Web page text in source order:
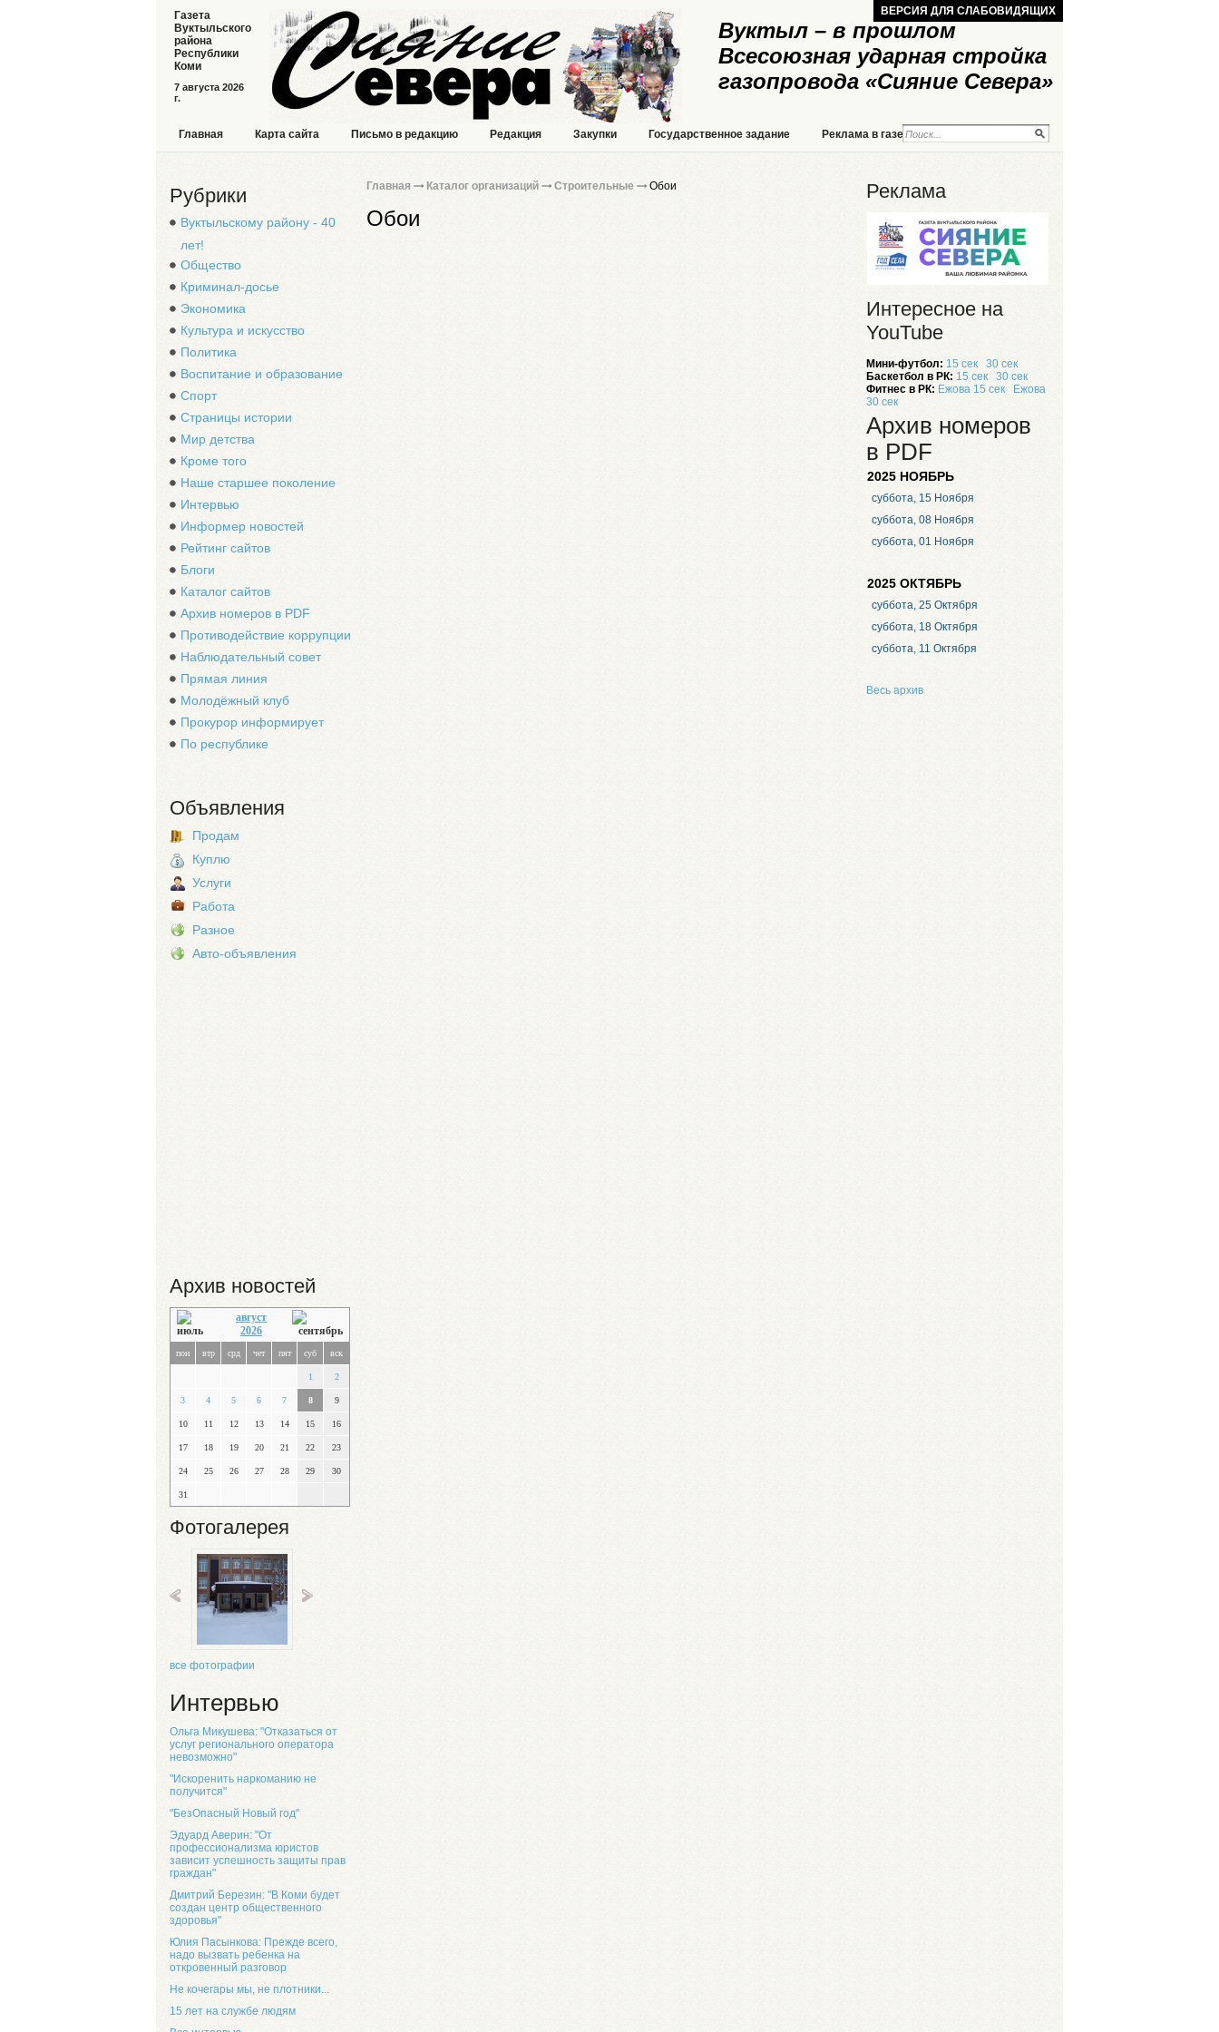
Вуктыл – в прошлом
Всесоюзная ударная стройка
газопровода «Сияние Севера»
7 августа 2026
г.
Газета
Вуктыльского
района
Республики
Коми
ВЕРСИЯ ДЛЯ СЛАБОВИДЯЩИХ
Главная Карта сайта Письмо в редакцию Редакция Закупки Государственное задание Реклама в газете Реклама на сайте
Рубрики
Вуктыльскому району - 40
лет!
Общество
Криминал-досье
Экономика
Культура и искусство
Политика
Воспитание и образование
Спорт
Страницы истории
Мир детства
Кроме того
Наше старшее поколение
Интервью
Информер новостей
Рейтинг сайтов
Блоги
Каталог сайтов
Архив номеров в PDF
Противодействие коррупции
Наблюдательный совет
Прямая линия
Молодёжный клуб
Прокурор информирует
По республике
Объявления
Продам
Куплю
Услуги
Работа
Разное
Авто-объявления
Архив новостей
август
2026
пон втр срд чет пят суб вск
1 2
3 4 5 6 7 8 9
10 11 12 13 14 15 16
17 18 19 20 21 22 23
24 25 26 27 28 29 30
31
Фотогалерея
все фотографии
Интервью
Ольга Микушева: "Отказаться от
услуг регионального оператора
невозможно"
"Искоренить наркоманию не
получится"
"БезОпасный Новый год"
Эдуард Аверин: "От
профессионализма юристов
зависит успешность защиты прав
граждан"
Дмитрий Березин: "В Коми будет
создан центр общественного
здоровья"
Юлия Пасынкова: Прежде всего,
надо вызвать ребенка на
откровенный разговор
Не кочегары мы, не плотники...
15 лет на службе людям
Главная Каталог организаций Строительные Обои
Обои
Реклама
Интересное на
YouTube
Мини-футбол: 15 сек
30 сек
Баскетбол в РК: 15 сек
30 сек
Фитнес в РК: Ежова 15 сек
Ежова
30 сек
Архив номеров
в PDF
2025 НОЯБРЬ
суббота, 15 Ноября
суббота, 08 Ноября
суббота, 01 Ноября
2025 ОКТЯБРЬ
суббота, 25 Октября
суббота, 18 Октября
суббота, 11 Октября
Весь архив